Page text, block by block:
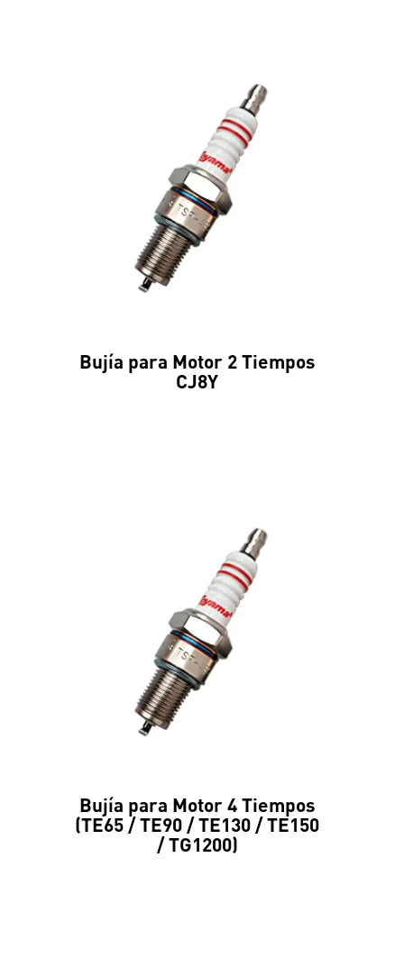
Bujía para Motor 2 Tiempos
CJ8Y
Bujía para Motor 4 Tiempos
(TE65 / TE90 / TE130 / TE150
/ TG1200)